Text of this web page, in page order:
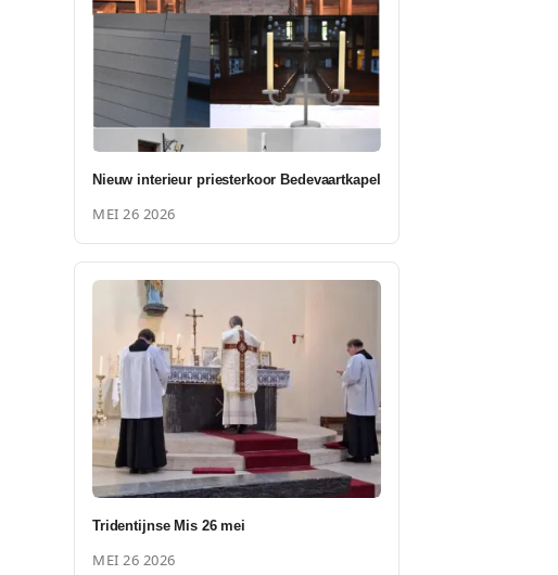
Nieuw interieur priesterkoor Bedevaartkapel
MEI 26 2026
Tridentijnse Mis 26 mei
MEI 26 2026